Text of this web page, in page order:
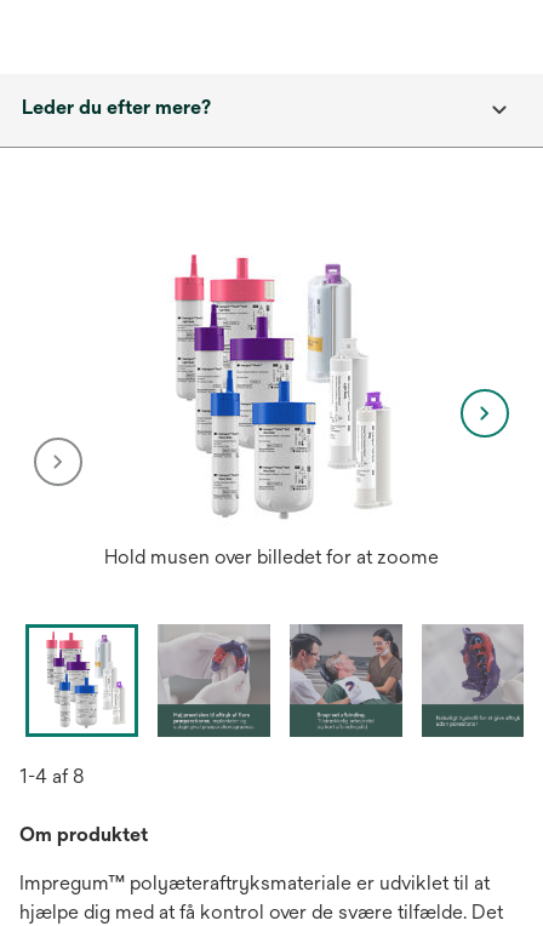
Leder du efter mere?
Hold musen over billedet for at zoome
1-4 af 8
Om produktet
Impregum™ polyæteraftryksmateriale er udviklet til at
hjælpe dig med at få kontrol over de svære tilfælde. Det